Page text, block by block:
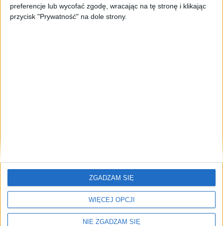
preferencje lub wycofać zgodę, wracając na tę stronę i klikając
przycisk "Prywatność" na dole strony.
WIĘCEJ OPCJI
NIE ZGADZAM SIĘ
ZGADZAM SIĘ
TOPKryminalne
Najczęściej czytane
TOP 5
Tragiczny wypadek. Samochód dostawczy zahaczył